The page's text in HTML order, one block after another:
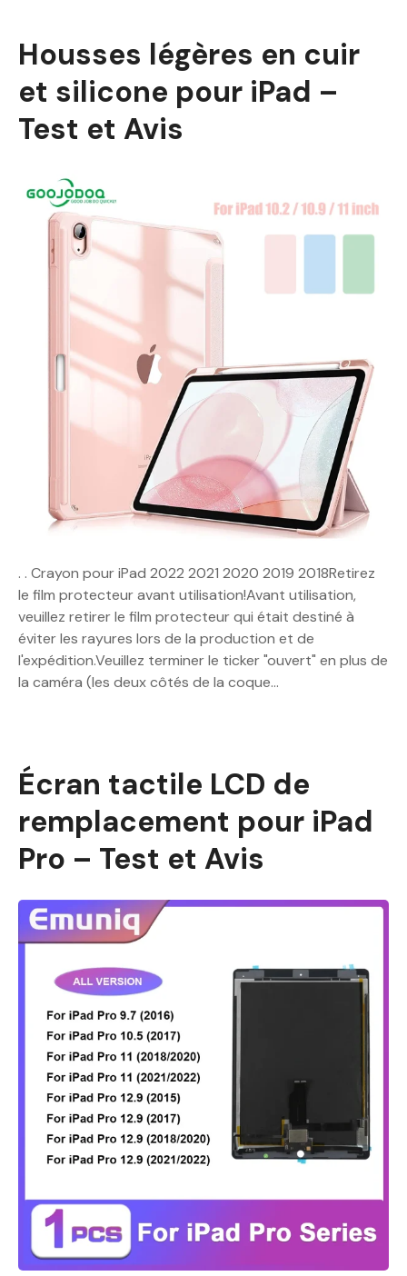
Housses légères en cuir
et silicone pour iPad –
Test et Avis
. . Crayon pour iPad 2022 2021 2020 2019 2018Retirez
le film protecteur avant utilisation!Avant utilisation,
veuillez retirer le film protecteur qui était destiné à
éviter les rayures lors de la production et de
l'expédition.Veuillez terminer le ticker "ouvert" en plus de
la caméra (les deux côtés de la coque…
Écran tactile LCD de
remplacement pour iPad
Pro – Test et Avis